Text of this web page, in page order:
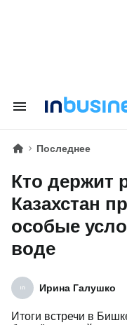
Последнее
Кто держит
Казахстан
особые
воде
Ирина Галушко
Итоги встречи в